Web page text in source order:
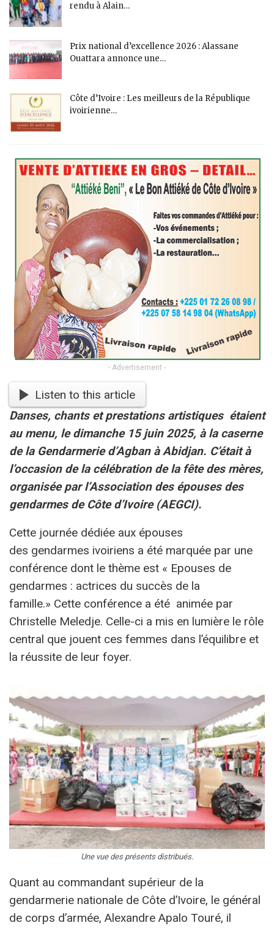
rendu à Alain…
Prix national d’excellence 2026 : Alassane
Ouattara annonce une…
Côte d’Ivoire : Les meilleurs de la République
ivoirienne…
- Advertisement -
Listen to this article
Danses, chants et prestations artistiques étaient
au menu, le dimanche 15 juin 2025, à la caserne
de la Gendarmerie d’Agban à Abidjan. C’était à
l’occasion de la célébration de la fête des mères,
organisée par l’Association des épouses des
gendarmes de Côte d’Ivoire (AEGCI).
Cette journée dédiée aux épouses
des gendarmes ivoiriens a été marquée par une
conférence dont le thème est « Epouses de
gendarmes : actrices du succès de la
famille.» Cette conférence a été animée par
Christelle Meledje. Celle-ci a mis en lumière le rôle
central que jouent ces femmes dans l’équilibre et
la réussite de leur foyer.
Une vue des présents distribués.
Quant au commandant supérieur de la
gendarmerie nationale de Côte d’Ivoire, le général
de corps d’armée, Alexandre Apalo Touré, il